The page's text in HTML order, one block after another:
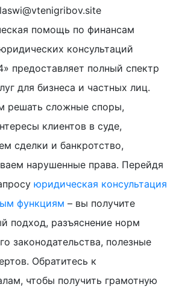
помощь по финансам
консультаций
предоставляет полный спектр
для бизнеса и частных лиц.
решать сложные споры,
клиентов в суде,
сделки и банкротство,
нарушенные права. Перейдя
юридическая консультация
функциям – вы получите
подход, разъяснение норм
законодательства, полезные
Обратитесь к
чтобы получить грамотную